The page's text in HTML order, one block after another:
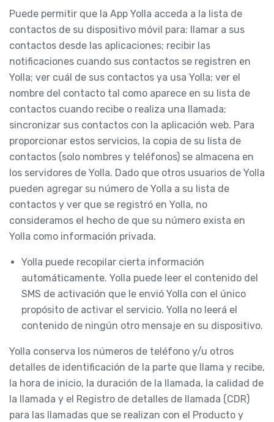
Puede permitir que la App Yolla acceda a la lista de
contactos de su dispositivo móvil para: llamar a sus
contactos desde las aplicaciones; recibir las
notificaciones cuando sus contactos se registren en
Yolla; ver cuál de sus contactos ya usa Yolla; ver el
nombre del contacto tal como aparece en su lista de
contactos cuando recibe o realiza una llamada;
sincronizar sus contactos con la aplicación web. Para
proporcionar estos servicios, la copia de su lista de
contactos (solo nombres y teléfonos) se almacena en
los servidores de Yolla. Dado que otros usuarios de Yolla
pueden agregar su número de Yolla a su lista de
contactos y ver que se registró en Yolla, no
consideramos el hecho de que su número exista en
Yolla como información privada.
Yolla puede recopilar cierta información
automáticamente. Yolla puede leer el contenido del
SMS de activación que le envió Yolla con el único
propósito de activar el servicio. Yolla no leerá el
contenido de ningún otro mensaje en su dispositivo.
Yolla conserva los números de teléfono y/u otros
detalles de identificación de la parte que llama y recibe,
la hora de inicio, la duración de la llamada, la calidad de
la llamada y el Registro de detalles de llamada (CDR)
para las llamadas que se realizan con el Producto y